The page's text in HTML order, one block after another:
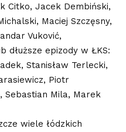
Citko, Jacek Dembiński,
Maciej Szczęsny,
Vuković,
dłuższe epizody w ŁKS:
Stanisław Terlecki,
Piotr
Sebastian Mila, Marek
wiele łódzkich